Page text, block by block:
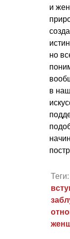
и
но
в
Теги: